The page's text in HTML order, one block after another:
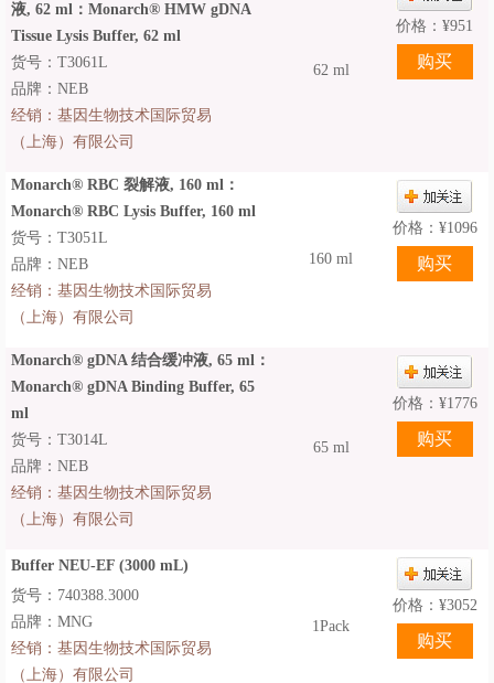
液, 62 ml：Monarch® HMW gDNA
Tissue Lysis Buffer, 62 ml
62 ml
价格： ¥951
货号：T3061L
品牌：NEB
经销： 基因生物技术国际贸易
（上海）有限公司
Monarch® RBC 裂解液, 160 ml：
Monarch® RBC Lysis Buffer, 160 ml
160 ml
价格： ¥1096
货号：T3051L
品牌：NEB
经销： 基因生物技术国际贸易
（上海）有限公司
Monarch® gDNA 结合缓冲液, 65 ml：
Monarch® gDNA Binding Buffer, 65
ml
65 ml
价格： ¥1776
货号：T3014L
品牌：NEB
经销： 基因生物技术国际贸易
（上海）有限公司
Buffer NEU-EF (3000 mL)
1Pack
价格： ¥3052
货号：740388.3000
品牌：MNG
经销： 基因生物技术国际贸易
（上海）有限公司